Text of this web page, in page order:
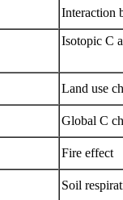
Interaction
Isotopic C
Land use
Global C
Fire effect
Soil